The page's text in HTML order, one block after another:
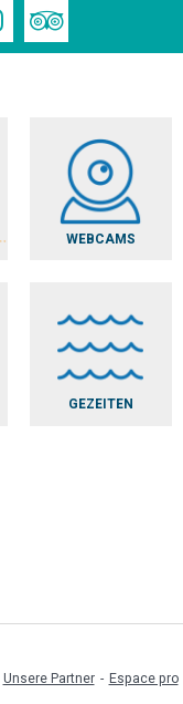
WEBCAMS
GEZEITEN
Unsere Partner
Espace pro